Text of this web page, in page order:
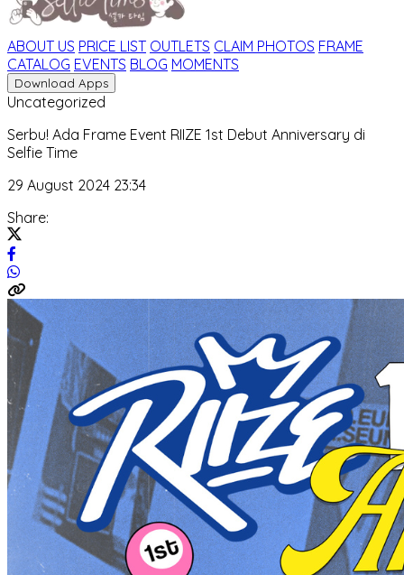
ABOUT US PRICE LIST OUTLETS CLAIM PHOTOS FRAME
CATALOG EVENTS BLOG MOMENTS
Download Apps
Uncategorized
Serbu! Ada Frame Event RIIZE 1st Debut Anniversary di
Selfie Time
29 August 2024 23:34
Share: